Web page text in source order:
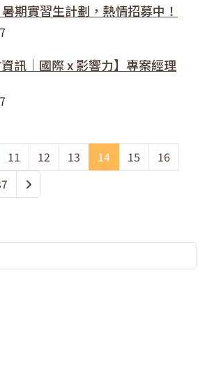
期實習生計劃，熱情招募中！
資訊｜國際 x 影響力】專案經理
11 12 13 14 15
16